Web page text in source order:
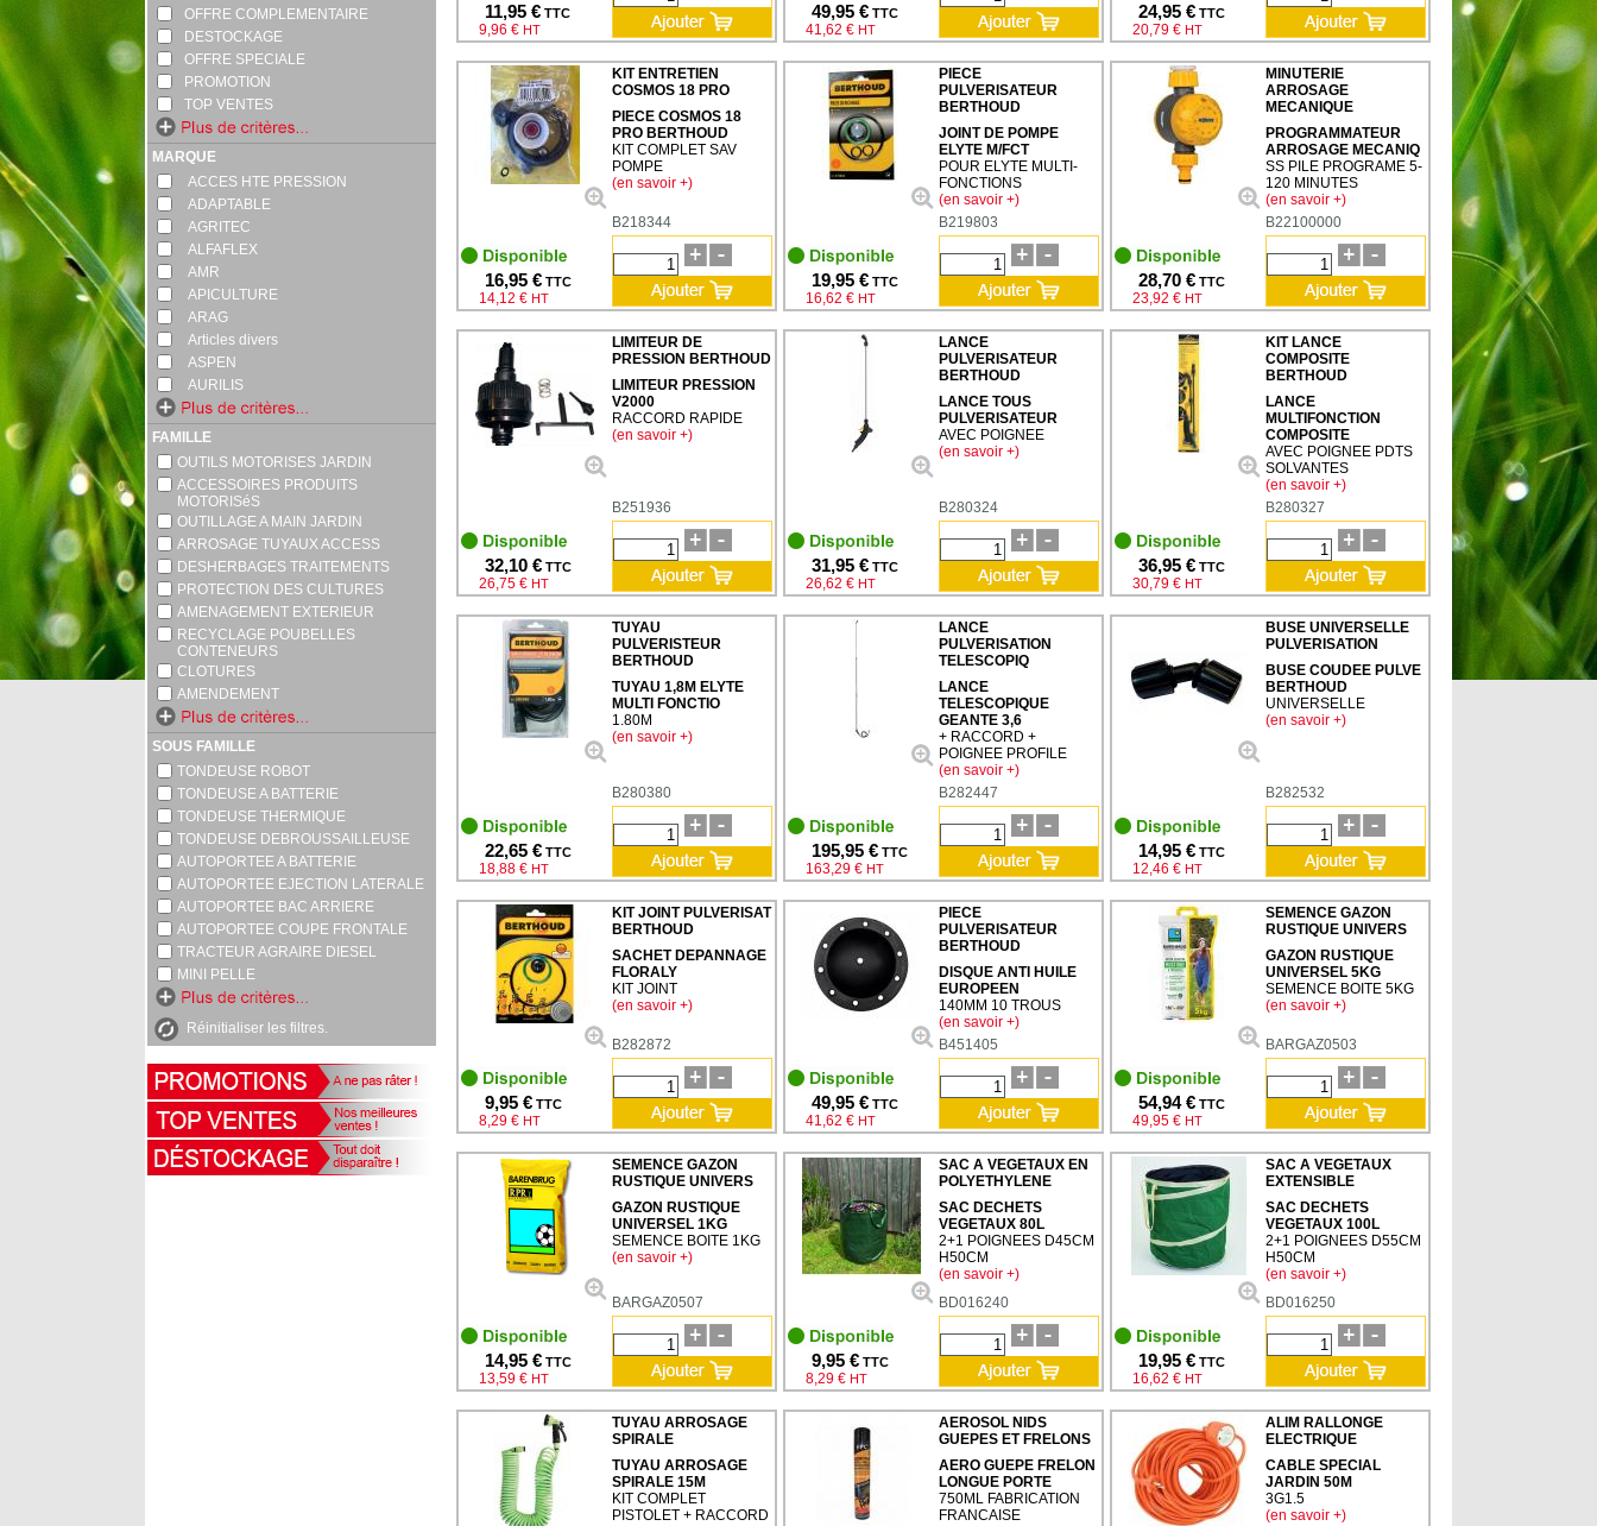
OFFRE COMPLEMENTAIRE
DESTOCKAGE
OFFRE SPECIALE
PROMOTION
TOP VENTES
MARQUE
ACCES HTE PRESSION
ADAPTABLE
AGRITEC
ALFAFLEX
AMR
APICULTURE
ARAG
Articles divers
ASPEN
AURILIS
FAMILLE
OUTILS MOTORISES JARDIN
ACCESSOIRES PRODUITS
MOTORISéS
OUTILLAGE A MAIN JARDIN
ARROSAGE TUYAUX ACCESS
DESHERBAGES TRAITEMENTS
PROTECTION DES CULTURES
AMENAGEMENT EXTERIEUR
RECYCLAGE POUBELLES
CONTENEURS
CLOTURES
AMENDEMENT
SOUS FAMILLE
TONDEUSE ROBOT
TONDEUSE A BATTERIE
TONDEUSE THERMIQUE
TONDEUSE DEBROUSSAILLEUSE
AUTOPORTEE A BATTERIE
AUTOPORTEE EJECTION LATERALE
AUTOPORTEE BAC ARRIERE
AUTOPORTEE COUPE FRONTALE
TRACTEUR AGRAIRE DIESEL
MINI PELLE
Réinitialiser les filtres.
11,95 € TTC
9,96 € HT
49,95 € TTC
41,62 € HT
24,95 € TTC
20,79 € HT
16,95 € TTC
14,12 € HT
KIT ENTRETIEN
COSMOS 18 PRO
PIECE COSMOS 18
PRO BERTHOUD
KIT COMPLET SAV
POMPE
(en savoir +)
B218344
19,95 € TTC
16,62 € HT
PIECE
PULVERISATEUR
BERTHOUD
JOINT DE POMPE
ELYTE M/FCT
POUR ELYTE MULTI-
FONCTIONS
(en savoir +)
B219803
28,70 € TTC
23,92 € HT
MINUTERIE
ARROSAGE
MECANIQUE
PROGRAMMATEUR
ARROSAGE MECANIQ
SS PILE PROGRAME 5-
120 MINUTES
(en savoir +)
B22100000
32,10 € TTC
26,75 € HT
LIMITEUR DE
PRESSION BERTHOUD
LIMITEUR PRESSION
V2000
RACCORD RAPIDE
(en savoir +)
B251936
31,95 € TTC
26,62 € HT
LANCE
PULVERISATEUR
BERTHOUD
LANCE TOUS
PULVERISATEUR
AVEC POIGNEE
(en savoir +)
B280324
36,95 € TTC
30,79 € HT
KIT LANCE
COMPOSITE
BERTHOUD
LANCE
MULTIFONCTION
COMPOSITE
AVEC POIGNEE PDTS
SOLVANTES
(en savoir +)
B280327
22,65 € TTC
18,88 € HT
TUYAU
PULVERISTEUR
BERTHOUD
TUYAU 1,8M ELYTE
MULTI FONCTIO
1.80M
(en savoir +)
B280380
195,95 € TTC
163,29 € HT
LANCE
PULVERISATION
TELESCOPIQ
LANCE
TELESCOPIQUE
GEANTE 3,6
+ RACCORD +
POIGNEE PROFILE
(en savoir +)
B282447
14,95 € TTC
12,46 € HT
BUSE UNIVERSELLE
PULVERISATION
BUSE COUDEE PULVE
BERTHOUD
UNIVERSELLE
(en savoir +)
B282532
9,95 € TTC
8,29 € HT
KIT JOINT PULVERISAT
BERTHOUD
SACHET DEPANNAGE
FLORALY
KIT JOINT
(en savoir +)
B282872
49,95 € TTC
41,62 € HT
PIECE
PULVERISATEUR
BERTHOUD
DISQUE ANTI HUILE
EUROPEEN
140MM 10 TROUS
(en savoir +)
B451405
54,94 € TTC
49,95 € HT
SEMENCE GAZON
RUSTIQUE UNIVERS
GAZON RUSTIQUE
UNIVERSEL 5KG
SEMENCE BOITE 5KG
(en savoir +)
BARGAZ0503
14,95 € TTC
13,59 € HT
SEMENCE GAZON
RUSTIQUE UNIVERS
GAZON RUSTIQUE
UNIVERSEL 1KG
SEMENCE BOITE 1KG
(en savoir +)
BARGAZ0507
9,95 € TTC
8,29 € HT
SAC A VEGETAUX EN
POLYETHYLENE
SAC DECHETS
VEGETAUX 80L
2+1 POIGNEES D45CM
H50CM
(en savoir +)
BD016240
19,95 € TTC
16,62 € HT
SAC A VEGETAUX
EXTENSIBLE
SAC DECHETS
VEGETAUX 100L
2+1 POIGNEES D55CM
H50CM
(en savoir +)
BD016250
TUYAU ARROSAGE
SPIRALE
TUYAU ARROSAGE
SPIRALE 15M
KIT COMPLET
PISTOLET + RACCORD
AEROSOL NIDS
GUEPES ET FRELONS
AERO GUEPE FRELON
LONGUE PORTE
750ML FABRICATION
FRANCAISE
ALIM RALLONGE
ELECTRIQUE
CABLE SPECIAL
JARDIN 50M
3G1.5
(en savoir +)